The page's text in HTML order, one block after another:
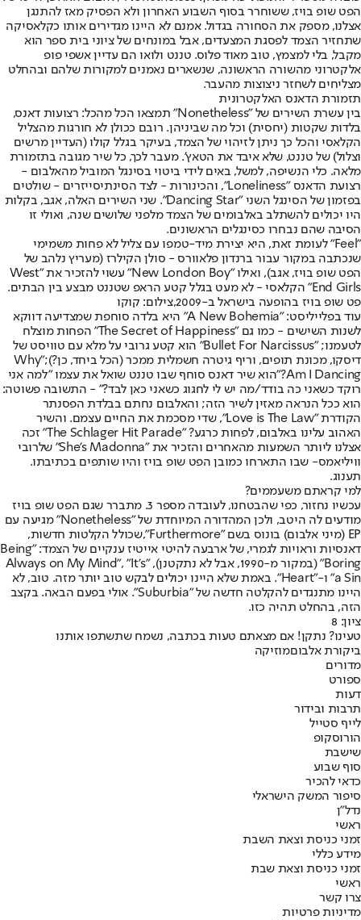
הפט שופ בויז, ששוחרר בסוף השבוע האחרון ולא הפסיק מאז להתנגן
אצלנו, מספק את הסחורה בגדול. אמנם לא היינו מגדירים אותו כקלאסיקה
שתחזיר הצמד לפסגת המצעדים, אבל במונחים של ציוני בית ספר הוא
מקבל, בלי למצמץ, טוב מאוד פלוס. טננט ולואו הם עדיין אשפי פופ
אלקטרוני מהשורה הראשונה, שנשארים נאמנים למקורות שלהם ובהחלט
מצליחים לשחזר ניצוצות מהעבר.
תזמורת הדאנס האלקטרונית
בין עשרת השירים של "Nonetheless" תמצאו הכל מהכל: רצועות דאנס,
בלדות שקטות (יחסית) וכל מה שביניהן. רובם ככולן לא חורגות מהצליל
הקלאסי והכל כך ניתן לזיהוי של הצמד, בעיקר בגלל קולו (העדיין מרשים
וצלול) של טננט, שלא איבד את הטאץ'. מעבר לכך, כל שיר מגובה בתזמורת
מלאה. כלי הנשיפה, למשל, באים לידי ביטוי בסינגל המוביל מהאלבום -
רצועת הדאנס "Loneliness", והכינורות - לצד הסינתיסייזרים - שולטים
בפזמון של הסינגל השני "Dancing Star". שני השירים האלה, אגב, בקלות
היו יכולים להשתלב באלבומים של הצמד מלפני שלושים שנה, ואולי זו
הסיבה שהם נבחרו כסינגלים הראשונים.
"Feel" לעומת זאת, היא יצירת מיד-טמפו עם צליל לא פחות משמימי
שנכתבה במקור עבור ברנדון פלאוורס - סולן הקילרז (מעריץ נלהב של
הפט שופ בויז, אגב), ואילו "New London Boy" עשוי להזכיר את "West
End Girls" הקלאסי - לא מעט בגלל קטע הראפ שטננט מבצע בין הבתים.
פט שופ בויז בהופעה בישראל ב-2009,צילום: קוקו
עוד בפלייליסט: "A New Bohemia" היא בלדה סוחפת שמצדיעה דווקא
לשנות השישים - כמו גם "The Secret of Happiness" הפחות מוצלח
לטעמנו; "Bullet For Narcissus" הוא קטע גרובי על מלא עם טוויסט של
דיסקו, מכונת תופים, וריף גיטרה חשמלית ממכר (הכל ביחד, כן?); "Why
Am I Dancing?"
הוא שיר דאנס סוחף שבו טננט שואל את עצמו "למה אני
רוקד כשאני כה בודד/מה יש לי לחגוג כשאני כאן לבד?" - התשובה פשוטה:
הוא ככל הנראה מאזין לשיר הזה; והאלבום נחתם בבלדת הפסנתר
הקודרת "Love is The Law", שדי מסכמת את החיים עצמם. והשיר
האהוב עלינו באלבום, לפחות כרגע? "The Schlager Hit Parade" זכה
אצלנו ליותר השמעות מהאחרים והזכיר את "She's Madonna" של
רובי
וויליאמס- שבו התארחו כמובן הפט שופ בויז והיו שותפים בכתיבתו.
תענוג.
למי קראתם משעממים?
עכשיו נחזור, כפי שהבטחנו, לעובדה מספר 3. מתברר שגם הפט שופ בויז
מודעים לה היטב, ולכן המהדורה המיוחדת של "Nonetheless" מגיעה עם
EP (מיני אלבום) בונוס בשם "Furthermore",
שכולל הקלטות חדשות,
דאנסיות וראויות לגמרי
, של ארבעה להיטי אייטיז ענקיים של הצמד: "Being
Boring" (במקור מ-1990, אבל לא נתקטנן), "Always on My Mind", "It’s
a Sin" ו-"Heart". באמת שלא היינו יכולים לבקש טוב יותר מזה. טוב, לא
היינו מתנגדים להקלטה חדשה של "Suburbia". אולי בפעם הבאה. בקצב
הזה, בהחלט תהיה כזו.
ציון: 8
טעינו? נתקן! אם מצאתם טעות בכתבה, נשמח שתשתפו אותנו
ביקורת אלבוםמוזיקה
מדורים
ספורט
דעות
תרבות ובידור
לייף סטייל
הורוסקופ
שישבת
סוף שבוע
כדאי להכיר
סיפור המשק הישראלי
נדל"ן
ראשי
זמני כניסת וצאת השבת
מידע כללי
זמני כניסת וצאת שבת
ראשי
צרו קשר
מדיניות פרטיות